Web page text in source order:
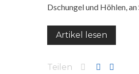
Dschungel und Höhlen,
Artikel lesen
Teilen